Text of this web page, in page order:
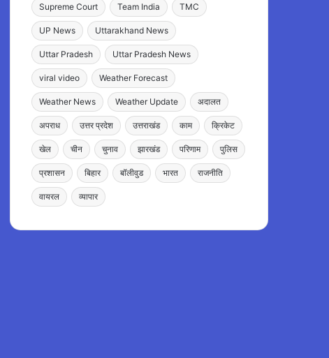
Supreme Court Team India TMC
UP News Uttarakhand News
Uttar Pradesh Uttar Pradesh News
viral video Weather Forecast
Weather News Weather Update अदालत
अपराध उत्तर प्रदेश उत्तराखंड काम क्रिकेट
खेल चीन चुनाव झारखंड परिणाम पुलिस
प्रशासन बिहार बॉलीवुड भारत राजनीति
वायरल व्यापार